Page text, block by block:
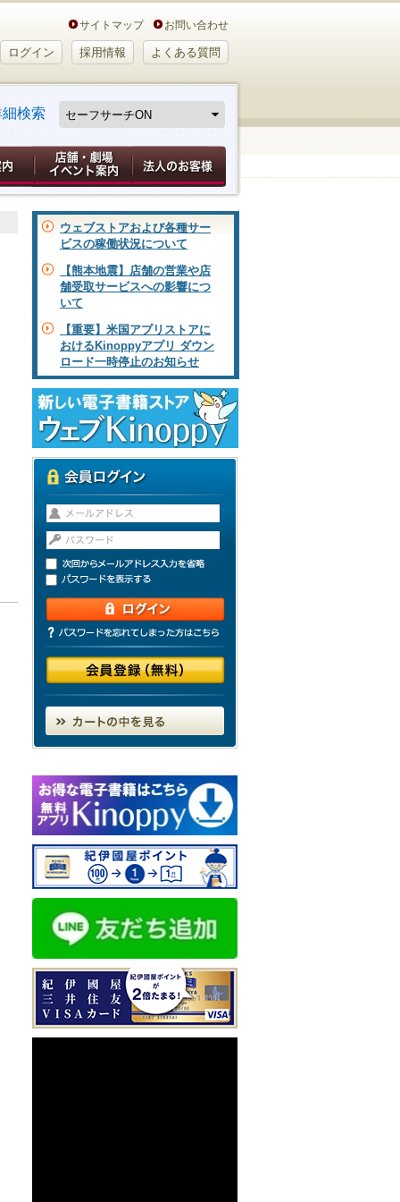
サイトマップ お問い合わせ
ログイン 採用情報 よくある質問
細検索
ウェブストアおよび各種サー
ビスの稼働状況について
【熊本地震】店舗の営業や店
舗受取サービスへの影響につ
いて
【重要】米国アプリストアに
おけるKinoppyアプリ ダウン
ロード一時停止のお知らせ